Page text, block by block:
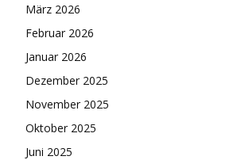
März 2026
Februar 2026
Januar 2026
Dezember 2025
November 2025
Oktober 2025
Juni 2025